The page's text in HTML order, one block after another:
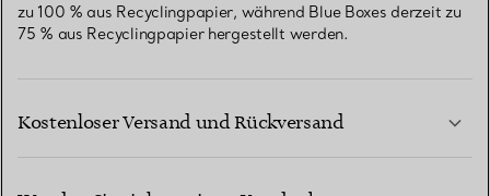
zu 100 % aus Recyclingpapier, während Blue Boxes derzeit zu
75 % aus Recyclingpapier hergestellt werden.
Kostenloser Versand und Rückversand